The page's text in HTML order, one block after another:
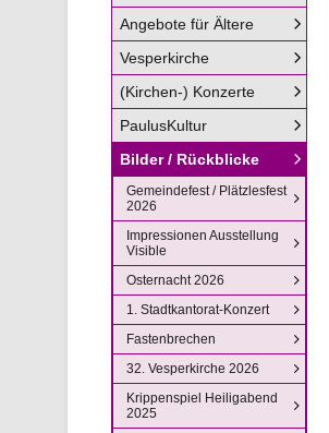
Angebote für Ältere
Vesperkirche
(Kirchen-) Konzerte
PaulusKultur
Bilder / Rückblicke
Gemeindefest / Plätzlesfest
2026
Impressionen Ausstellung
Visible
Osternacht 2026
1. Stadtkantorat-Konzert
Fastenbrechen
32. Vesperkirche 2026
Krippenspiel Heiligabend
2025